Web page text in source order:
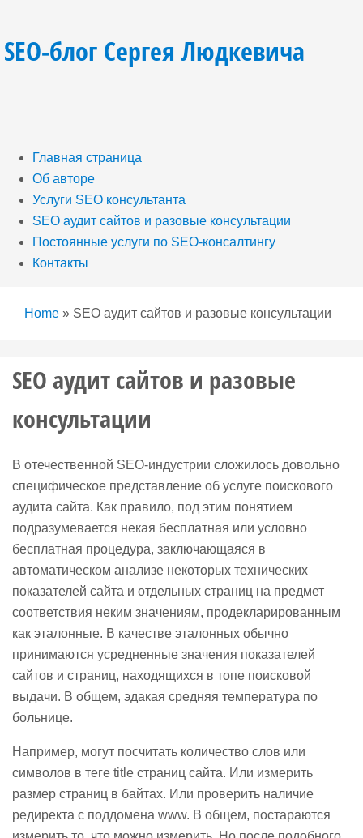
SEO-блог Сергея Людкевича
Главная страница
Об авторе
Услуги SEO консультанта
SEO аудит сайтов и разовые консультации
Постоянные услуги по SEO-консалтингу
Контакты
Home » SEO аудит сайтов и разовые консультации
SEO аудит сайтов и разовые
консультации
В отечественной SEO-индустрии сложилось довольно
специфическое представление об услуге поискового
аудита сайта. Как правило, под этим понятием
подразумевается некая бесплатная или условно
бесплатная процедура, заключающаяся в
автоматическом анализе некоторых технических
показателей сайта и отдельных страниц на предмет
соответствия неким значениям, продекларированным
как эталонные. В качестве эталонных обычно
принимаются усредненные значения показателей
сайтов и страниц, находящихся в топе поисковой
выдачи. В общем, эдакая средняя температура по
больнице.
Например, могут посчитать количество слов или
символов в теге title страниц сайта. Или измерить
размер страниц в байтах. Или проверить наличие
редиректа с поддомена www. В общем, постараются